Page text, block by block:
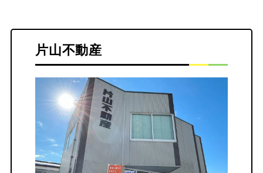
片山不動産